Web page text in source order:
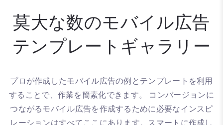
莫大な数のモバイル広告
テンプレートギャラリー
プロが作成したモバイル広告の例とテンプレートを利用
することで、作業を簡素化できます。 コンバージョンに
つながるモバイル広告を作成するために必要なインスピ
レーションはすべてここにあります。スマートに作成し